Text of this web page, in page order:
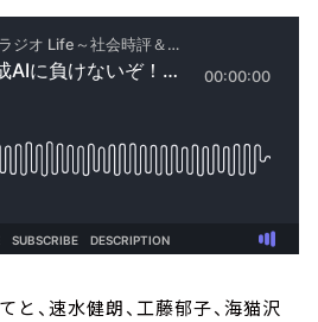
と、速水健朗、工藤郁子、海猫沢